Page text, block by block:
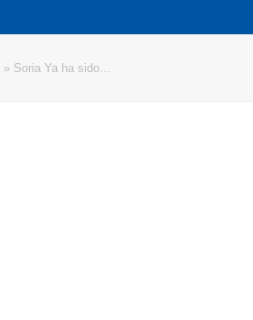
» Soria Ya ha sido…